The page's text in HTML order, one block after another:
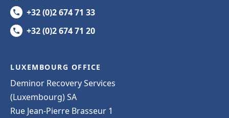
+32 (0)2 674 71 33
+32 (0)2 674 71 20
LUXEMBOURG OFFICE
Deminor Recovery Services
(Luxembourg) SA
Rue Jean-Pierre Brasseur 1